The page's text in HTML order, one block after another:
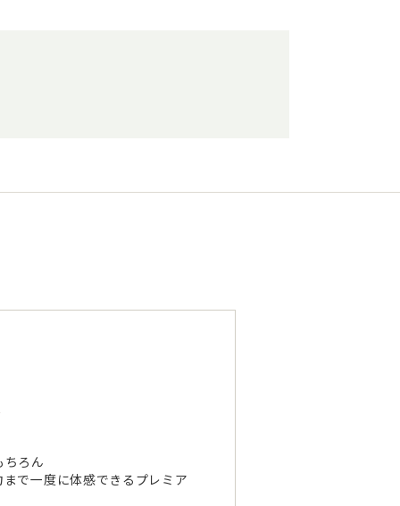
ちろん
で一度に体感できるプレミア